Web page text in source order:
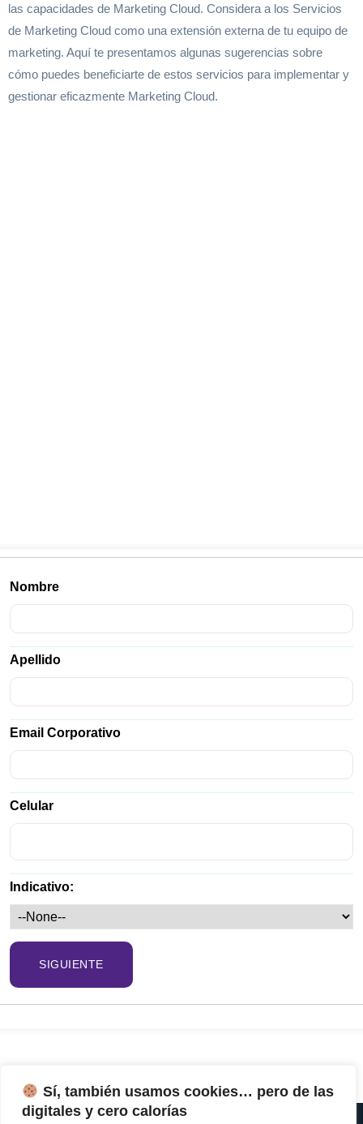
Sí, también usamos cookies… pero de las
digitales y cero calorías
las capacidades de Marketing Cloud. Considera a los Servicios
de Marketing Cloud como una extensión externa de tu equipo de
marketing. Aquí te presentamos algunas sugerencias sobre
cómo puedes beneficiarte de estos servicios para implementar y
gestionar eficazmente Marketing Cloud.
Nombre
Apellido
Email Corporativo
Celular
Indicativo:
SIGUIENTE